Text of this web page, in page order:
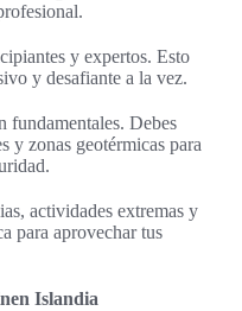
y expertos. Esto
y desafiante a la vez.
fundamentales. Debes
y zonas geotérmicas para
actividades extremas y
para aprovechar tus
Islandia